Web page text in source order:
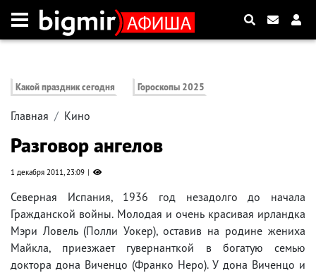
Какой праздник сегодня Гороскопы 2025
Главная Кино
Разговор ангелов
1 декабря 2011, 23:09
Северная Испания, 1936 год незадолго до начала
Гражданской войны. Молодая и очень красивая ирландка
Мэри Ловель (Полли Уокер), оставив на родине жениха
Майкла, приезжает гувернанткой в богатую семью
доктора дона Виченцо (Франко Неро). У дона Виченцо и